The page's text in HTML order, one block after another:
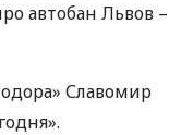
автобан Львов –
Славомир